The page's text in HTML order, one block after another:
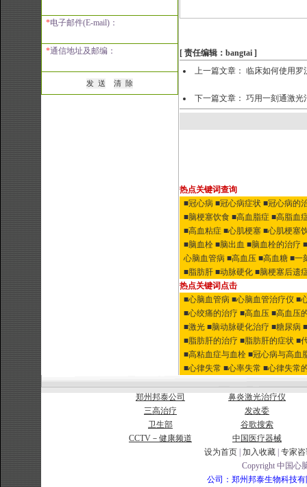
*电子邮件(E-mail)：
*通信地址及邮编：
[ 责任编辑：bangtai ]
上一篇文章： 临床如何使用罗
下一篇文章： 巧用一刻通激光
热点关键词查询
■冠心病 ■冠心病症状 ■冠心病的
■脑梗塞饮食 ■高血脂症 ■高脂血
■高血粘症 ■心肌梗塞 ■心肌梗塞
■脑血栓 ■脑出血 ■脑血栓的治疗
心脑血管病 ■高血压 ■高血糖 ■一
■脂肪肝 ■动脉硬化 ■脑梗塞后遗
热点关键词点击
■心脑血管病 ■心脑血管治疗仪 ■
■心绞痛的治疗 ■高血压 ■高血压
■激光 ■脑动脉硬化治疗 ■糖尿病
■脂肪肝的治疗 ■脂肪肝的症状 ■
■高粘血症与血栓 ■冠心病与高血
■心律失常 ■心率失常 ■心律失常
郑州邦泰公司
鼻炎激光治疗仪
三高治疗
发改委
卫生部
谷歌搜索
CCTV－健康频道
中国医疗器械
设为首页 加入收藏 专家
Copyright 中国心
公司：郑州邦泰生物科